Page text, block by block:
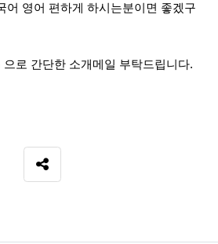
어 영어 편하게 하시는분이면 좋겠구
으로 간단한 소개메일 부탁드립니다.
SNS 공유